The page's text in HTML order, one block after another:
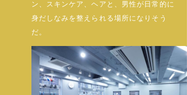
ン、スキンケア、ヘアと、男性が日常的に
身だしなみを整えられる場所になりそう
だ。